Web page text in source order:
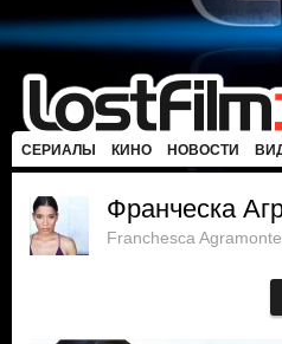
СЕРИАЛЫ КИНО НОВОСТИ
Франческа
Franchesca Agramonte